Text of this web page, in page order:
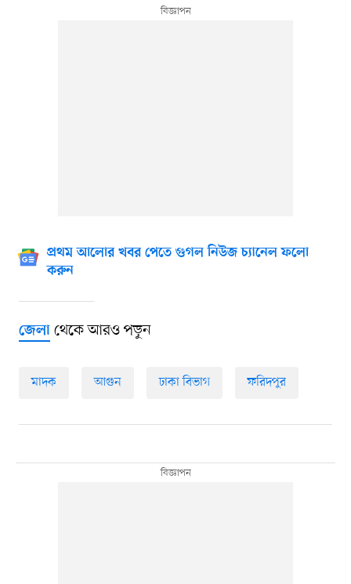
প্রথম আলোর খবর পেতে গুগল নিউজ চ্যানেল ফলো
করুন
জেলাথেকে আরও পড়ুন
মাদক আগুন ঢাকা বিভাগ ফরিদপুর